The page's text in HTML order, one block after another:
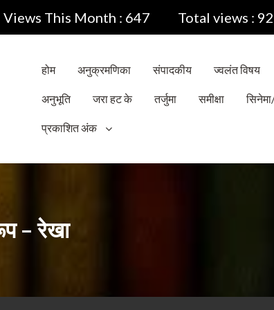
Views This Month : 647 Total views :
होम अनुक्रमणिका संपादकीय ज्वलंत विषय
अनुभूति जरा हट के तर्जुमा समीक्षा
प्रकाशित अंक
– रेखा